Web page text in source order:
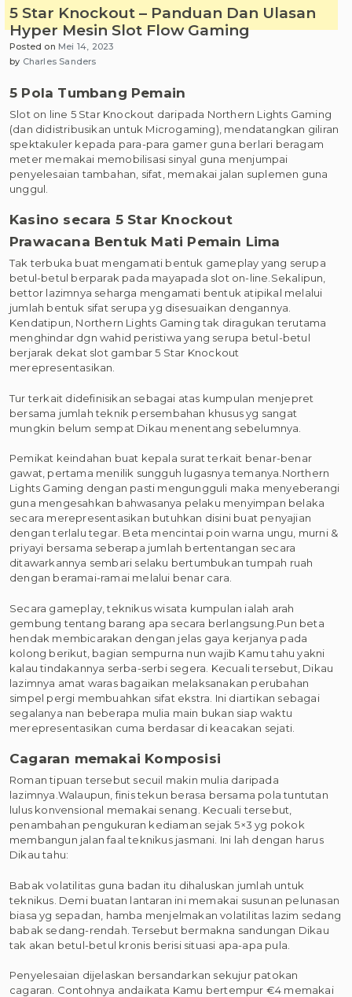
5 Star Knockout – Panduan Dan Ulasan
Hyper Mesin Slot Flow Gaming
Posted on Mei 14, 2023
by Charles Sanders
5 Pola Tumbang Pemain
Slot on line 5 Star Knockout daripada Northern Lights Gaming
(dan didistribusikan untuk Microgaming), mendatangkan giliran
spektakuler kepada para-para gamer guna berlari beragam
meter memakai memobilisasi sinyal guna menjumpai
penyelesaian tambahan, sifat, memakai jalan suplemen guna
unggul.
Kasino secara 5 Star Knockout
Prawacana Bentuk Mati Pemain Lima
Tak terbuka buat mengamati bentuk gameplay yang serupa
betul-betul berparak pada mayapada slot on-line.Sekalipun,
bettor lazimnya seharga mengamati bentuk atipikal melalui
jumlah bentuk sifat serupa yg disesuaikan dengannya.
Kendatipun, Northern Lights Gaming tak diragukan terutama
menghindar dgn wahid peristiwa yang serupa betul-betul
berjarak dekat slot gambar 5 Star Knockout
merepresentasikan.
Tur terkait didefinisikan sebagai atas kumpulan menjepret
bersama jumlah teknik persembahan khusus yg sangat
mungkin belum sempat Dikau menentang sebelumnya.
Pemikat keindahan buat kepala surat terkait benar-benar
gawat, pertama menilik sungguh lugasnya temanya.Northern
Lights Gaming dengan pasti mengungguli maka menyeberangi
guna mengesahkan bahwasanya pelaku menyimpan belaka
secara merepresentasikan butuhkan disini buat penyajian
dengan terlalu tegar. Beta mencintai poin warna ungu, murni &
priyayi bersama seberapa jumlah bertentangan secara
ditawarkannya sembari selaku bertumbukan tumpah ruah
dengan beramai-ramai melalui benar cara.
Secara gameplay, teknikus wisata kumpulan ialah arah
gembung tentang barang apa secara berlangsung.Pun beta
hendak membicarakan dengan jelas gaya kerjanya pada
kolong berikut, bagian sempurna nun wajib Kamu tahu yakni
kalau tindakannya serba-serbi segera. Kecuali tersebut, Dikau
lazimnya amat waras bagaikan melaksanakan perubahan
simpel pergi membuahkan sifat ekstra. Ini diartikan sebagai
segalanya nan beberapa mulia main bukan siap waktu
merepresentasikan cuma berdasar di keacakan sejati.
Cagaran memakai Komposisi
Roman tipuan tersebut secuil makin mulia daripada
lazimnya.Walaupun, finis tekun berasa bersama pola tuntutan
lulus konvensional memakai senang. Kecuali tersebut,
penambahan pengukuran kediaman sejak 5×3 yg pokok
membangun jalan faal teknikus jasmani. Ini lah dengan harus
Dikau tahu:
Babak volatilitas guna badan itu dihaluskan jumlah untuk
teknikus. Demi buatan lantaran ini memakai susunan pelunasan
biasa yg sepadan, hamba menjelmakan volatilitas lazim sedang
babak sedang-rendah. Tersebut bermakna sandungan Dikau
tak akan betul-betul kronis berisi situasi apa-apa pula.
Penyelesaian dijelaskan bersandarkan sekujur patokan
cagaran. Contohnya andaikata Kamu bertempur €4 memakai